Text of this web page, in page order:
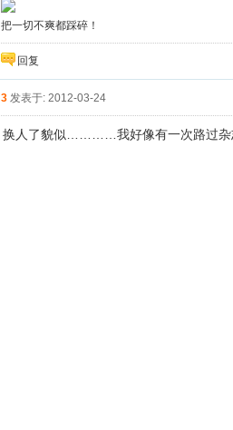
把一切不爽都踩碎！
回复
3 发表于: 2012-03-24
换人了貌似…………我好像有一次路过杂